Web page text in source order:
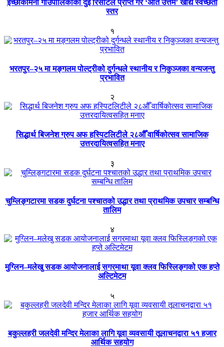
इच्छाकामना गाउँपालिकाका दुई रिसोर्टले प्राप्त गरे ‘अति उत्तम’ खाद्य स्वच्छता
स्तर
१
भरतपुर–२५ मा मङ्गलम पोल्ट्रीको दुर्गन्धले स्थानीय र निकुञ्जका वन्यजन्तु
प्रभावित
२
सिद्धार्थ बिजनेश ग्रुप अफ हस्पिटलिटीले २८औँ वार्षिकोत्सव सामाजिक
उत्तरदायित्वसहित मनाए
३
चुम्लिङ्गटारमा सडक दुर्घटना पश्चातको उद्धार तथा प्राथमिक उपचार सम्बन्धि
तालिम
४
मुग्लिन–मलेखु सडक आयोजनालाई सगरमाथा यूवा क्लव फिस्लिङ्गको एक हप्ते
अल्टिमेटम
५
बकुल्लहरी जलदेवी मन्दिर मेलाका लागि यूवा व्यवसायी तूलाचनद्वारा ५१ हजार
आर्थिक सहयोग